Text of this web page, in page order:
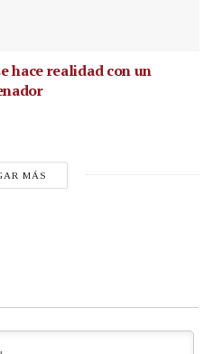
hace realidad con un
MÁS